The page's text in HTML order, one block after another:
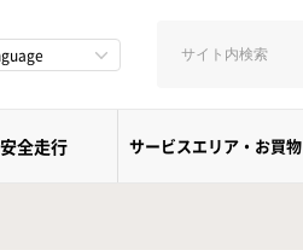
安全走行 サービスエリア・お買物